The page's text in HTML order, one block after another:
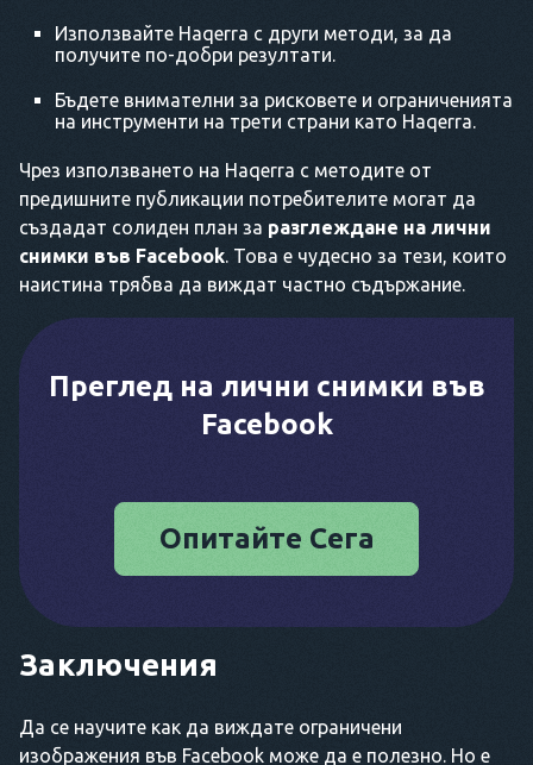
Използвайте Haqerra с други методи, за да
получите по-добри резултати.
Бъдете внимателни за рисковете и ограниченията
на инструменти на трети страни като Haqerra.
Чрез използването на Haqerra с методите от
предишните публикации потребителите могат да
създадат солиден план за разглеждане на лични
снимки във Facebook . Това е чудесно за тези, които
наистина трябва да виждат частно съдържание.
Преглед на лични снимки във
Facebook
Опитайте Сега
Заключения
Да се научите как да виждате ограничени
изображения във Facebook може да е полезно. Но е